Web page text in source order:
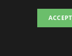
Att hitta
Strömsbruk